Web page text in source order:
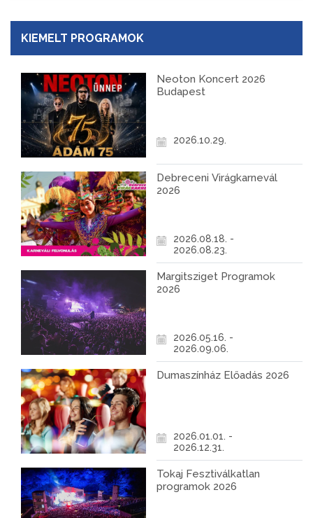
KIEMELT PROGRAMOK
Neoton Koncert 2026
Budapest
2026.10.29.
Debreceni Virágkarnevál
2026
2026.08.18. -
2026.08.23.
Margitsziget Programok
2026
2026.05.16. -
2026.09.06.
Dumaszínház Előadás 2026
2026.01.01. -
2026.12.31.
Tokaj Fesztiválkatlan
programok 2026